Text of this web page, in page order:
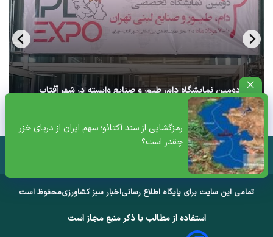
رمزگشایی از سند آکتائو؛ سهم ایران از دریای خزر
چقدر است؟
آغاز دومین نمایشگاه دام، طیور و صنایع وابسته در شهر آفتاب
تهران+ ویدئو
تمامی این سایت برای پایگاه اطلاع رسانیاخبار سبز کشاورزیمحفوظ است
استفاده از مطالب با ذکر منبع مجاز است